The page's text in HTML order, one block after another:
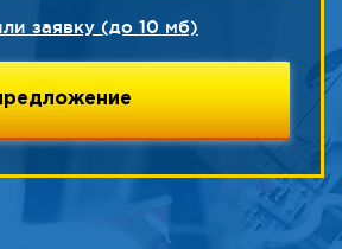
заявку (до 10 мб)